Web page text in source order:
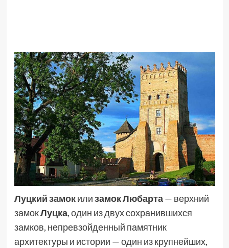
Луцкий замокилизамок Любарта— верхний
замокЛуцка, один из двух сохранившихся
замков, непревзойденный памятник
архитектуры и истории — один из крупнейших,